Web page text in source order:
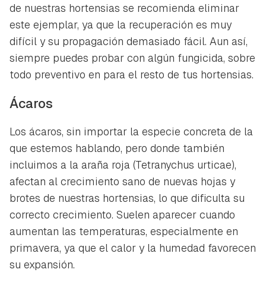
de nuestras hortensias se recomienda eliminar
este ejemplar, ya que la recuperación es muy
difícil y su propagación demasiado fácil. Aun así,
siempre puedes probar con algún fungicida, sobre
todo preventivo en para el resto de tus hortensias.
Ácaros
Los ácaros, sin importar la especie concreta de la
que estemos hablando, pero donde también
incluimos a la araña roja (Tetranychus urticae),
afectan al crecimiento sano de nuevas hojas y
brotes de nuestras hortensias, lo que dificulta su
correcto crecimiento. Suelen aparecer cuando
aumentan las temperaturas, especialmente en
primavera, ya que el calor y la humedad favorecen
su expansión.